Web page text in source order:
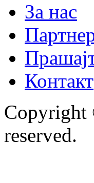
За нас
Контакт
reserved.